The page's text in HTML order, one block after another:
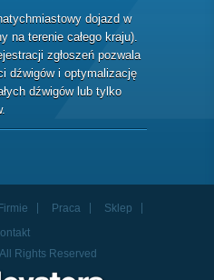
dojazd w
na terenie całego kraju).
zgłoszeń pozwala
dźwigów i optymalizację
dźwigów lub tylko
Praca
Sklep
Rights Reserved